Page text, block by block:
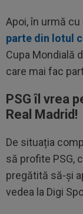
Apoi, în urmă
parte din lotul
Cupa Mondială
care mai fac
PSG îl vrea
Real Madrid!
De situația
să profite PSG,
pregătită să-și
vedea la Digi